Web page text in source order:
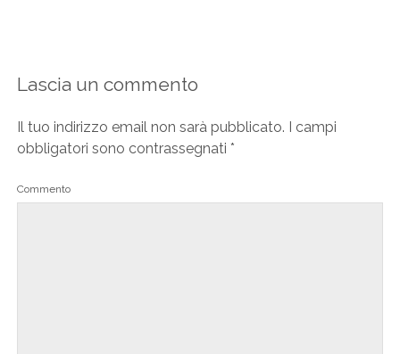
Lascia un commento
Il tuo indirizzo email non sarà pubblicato. I campi
obbligatori sono contrassegnati *
Commento